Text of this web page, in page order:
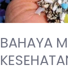
BAHAYA